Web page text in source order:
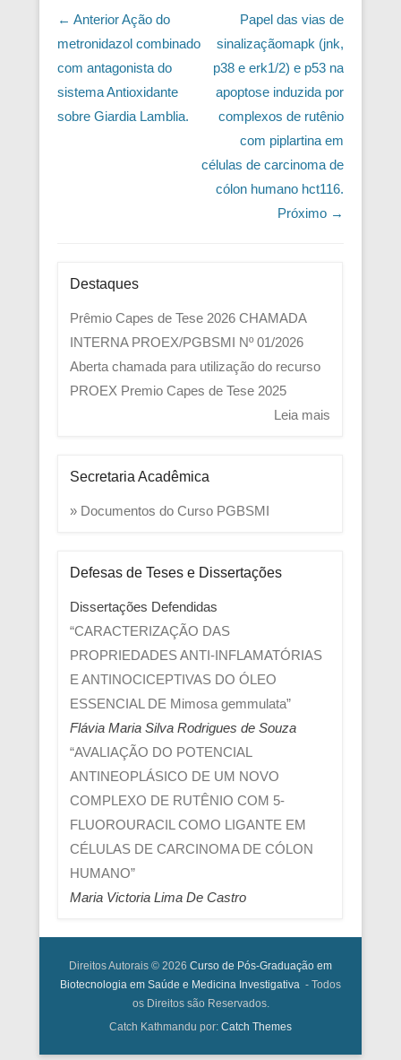
Navegação das Postagens
← AnteriorAção do
metronidazol combinado
com antagonista do
sistema Antioxidante
sobre Giardia Lamblia.
Papel das vias de
sinalizaçãomapk (jnk,
p38 e erk1/2) e p53 na
apoptose induzida por
complexos de rutênio
com piplartina em
células de carcinoma de
cólon humano hct116.
Próximo →
Destaques
Prêmio Capes de Tese 2026 CHAMADA
INTERNA PROEX/PGBSMI Nº 01/2026
Aberta chamada para utilização do recurso
PROEX Premio Capes de Tese 2025
Leia mais
Secretaria Acadêmica
» Documentos do Curso PGBSMI
Defesas de Teses e Dissertações
Dissertações Defendidas
“CARACTERIZAÇÃO DAS
PROPRIEDADES ANTI-INFLAMATÓRIAS
E ANTINOCICEPTIVAS DO ÓLEO
ESSENCIAL DE Mimosa gemmulata”
Flávia Maria Silva Rodrigues de Souza
“AVALIAÇÃO DO POTENCIAL
ANTINEOPLÁSICO DE UM NOVO
COMPLEXO DE RUTÊNIO COM 5-
FLUOROURACIL COMO LIGANTE EM
CÉLULAS DE CARCINOMA DE CÓLON
HUMANO”
Maria Victoria Lima De Castro
Direitos Autorais © 2026 Curso de Pós-Graduação em
Biotecnologia em Saúde e Medicina Investigativa - Todos
os Direitos são Reservados.
Catch Kathmandu por: Catch Themes